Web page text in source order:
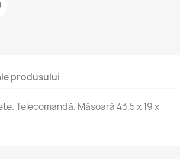
produsului
Telecomandă. Măsoară 43,5 x 19 x